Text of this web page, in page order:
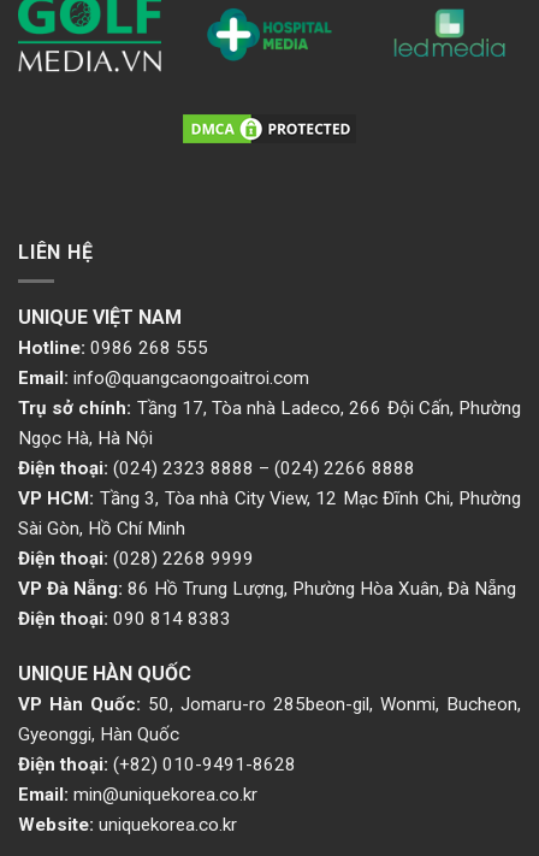
LIÊN HỆ
UNIQUE VIỆT NAM
Hotline: 0986 268 555
Email: info@quangcaongoaitroi.com
Trụ sở chính: Tầng 17, Tòa nhà Ladeco, 266 Đội Cấn, Phường
Ngọc Hà, Hà Nội
Điện thoại: (024) 2323 8888 – (024) 2266 8888
VP HCM: Tầng 3, Tòa nhà City View, 12 Mạc Đĩnh Chi, Phường
Sài Gòn, Hồ Chí Minh
Điện thoại: (028) 2268 9999
VP Đà Nẵng: 86 Hồ Trung Lượng, Phường Hòa Xuân, Đà Nẵng
Điện thoại: 090 814 8383
UNIQUE HÀN QUỐC
VP Hàn Quốc: 50, Jomaru-ro 285beon-gil, Wonmi, Bucheon,
Gyeonggi, Hàn Quốc
Điện thoại: (+82) 010-9491-8628
Email: min@uniquekorea.co.kr
Website: uniquekorea.co.kr